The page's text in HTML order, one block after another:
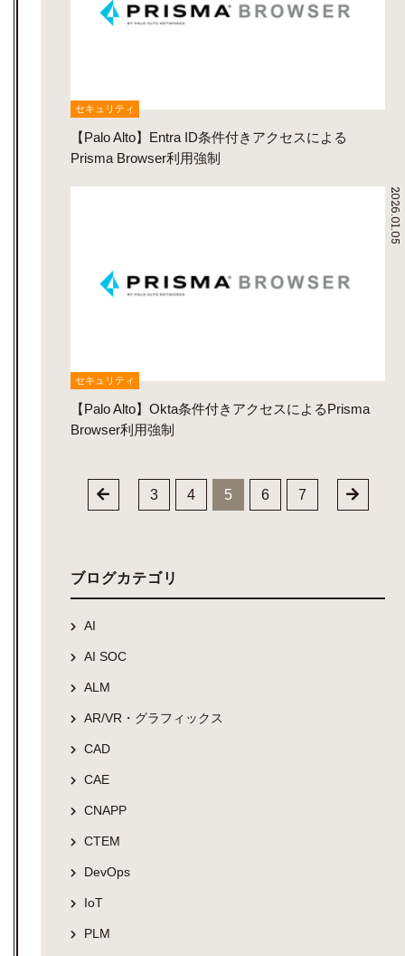
セキュリティ
【Palo Alto】Entra ID条件付きアクセスによる
Prisma Browser利用強制
2026.01.05
セキュリティ
【Palo Alto】Okta条件付きアクセスによるPrisma
Browser利用強制
3 4 5 6 7
ブログカテゴリ
AI
AI SOC
ALM
AR/VR・グラフィックス
CAD
CAE
CNAPP
CTEM
DevOps
IoT
PLM